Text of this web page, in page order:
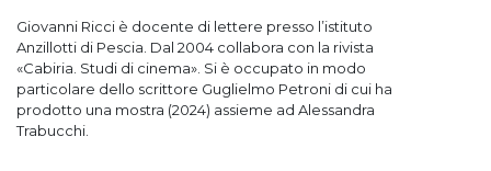
Giovanni Ricci è docente di lettere presso l’istituto
Anzillotti di Pescia. Dal 2004 collabora con la rivista
«Cabiria. Studi di cinema». Si è occupato in modo
particolare dello scrittore Guglielmo Petroni di cui ha
prodotto una mostra (2024) assieme ad Alessandra
Trabucchi.